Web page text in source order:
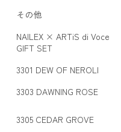
その他
NAILEX × ARTiS di Voce
GIFT SET
3301 DEW OF NEROLI
3303 DAWNING ROSE
3305 CEDAR GROVE